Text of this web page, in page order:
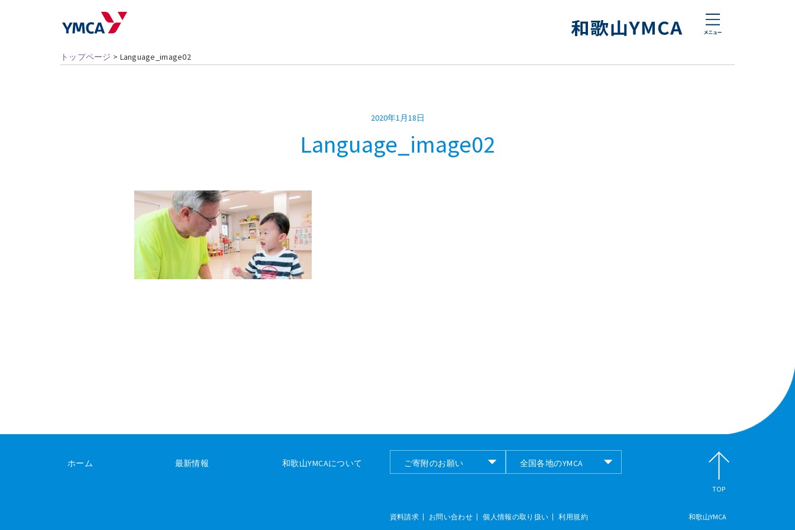
トップページ > Language_image02
2020年1月18日
Language_image02
ホーム 最新情報 和歌山YMCAについて ご寄附のお願い 全国各地のYMCA
資料請求 お問い合わせ 個人情報の取り扱い 利用規約 和歌山YMCA
TOP